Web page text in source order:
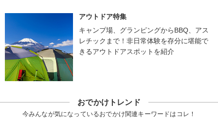
アウトドア特集
キャンプ場、グランピングからBBQ、アス
レチックまで！非日常体験を存分に堪能で
きるアウトドアスポットを紹介
おでかけトレンド
今みんなが気になっているおでかけ関連キーワードはコレ！